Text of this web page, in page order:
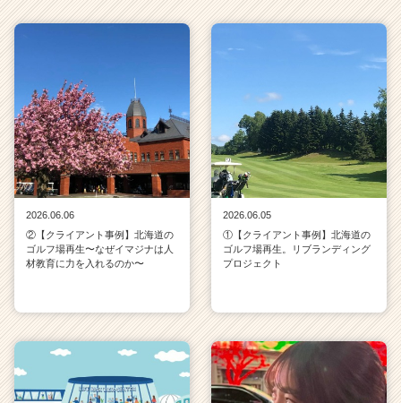
2026.06.06
②【クライアント事例】北海道の
ゴルフ場再生〜なぜイマジナは人
材教育に力を入れるのか〜
2026.06.05
①【クライアント事例】北海道の
ゴルフ場再生。リブランディング
プロジェクト